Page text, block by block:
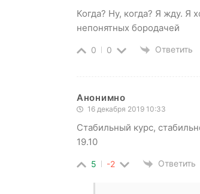
Когда? Ну, когда? Я жду. Я
непонятных бородачей
0 0 Ответить
Анонимно
16 декабря 2019 10:33
Стабильный курс,
19.10
5 -2 Ответить